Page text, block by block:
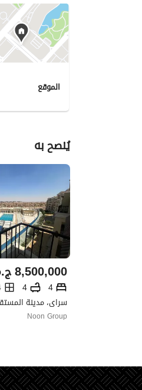
الموقع
يُنصح به
8,500,000
4
4
سراى، مدينة
Noon Group